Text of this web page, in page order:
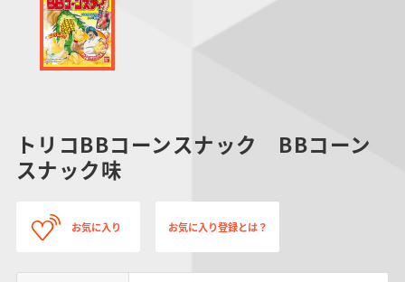
トリコBBコーンスナック BBコーン
スナック味
お気に入り お気に入り登録とは？